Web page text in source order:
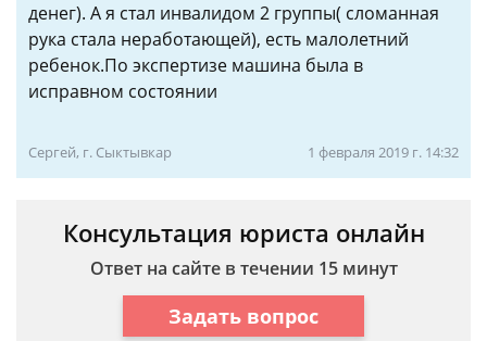
денег). А я стал инвалидом 2 группы( сломанная
рука стала неработающей), есть малолетний
ребенок.По экспертизе машина была в
исправном состоянии
Сергей, г. Сыктывкар 1 февраля 2019 г. 14:32
Консультация юриста онлайн
Ответ на сайте в течении 15 минут
Задать вопрос